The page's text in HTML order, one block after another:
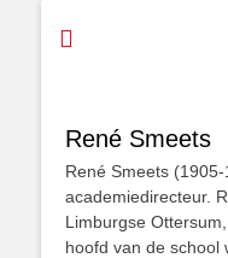
René Smeets
René Smeets
academiedirecteur.
Limburgse
hoofd van de school